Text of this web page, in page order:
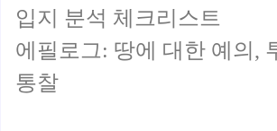
입지 분석 체크리스트
에필로그: 땅에 대한 예의,
통찰